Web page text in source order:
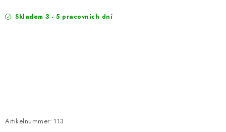
Skladem 3 - 5 pracovních dní
Artikelnummer: 113